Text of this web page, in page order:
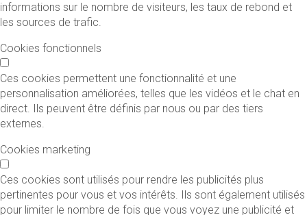
informations sur le nombre de visiteurs, les taux de rebond et
les sources de trafic.
Cookies fonctionnels
Ces cookies permettent une fonctionnalité et une
personnalisation améliorées, telles que les vidéos et le chat en
direct. Ils peuvent être définis par nous ou par des tiers
externes.
Cookies marketing
Ces cookies sont utilisés pour rendre les publicités plus
pertinentes pour vous et vos intérêts. Ils sont également utilisés
pour limiter le nombre de fois que vous voyez une publicité et